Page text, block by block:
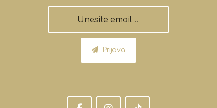
Prijava